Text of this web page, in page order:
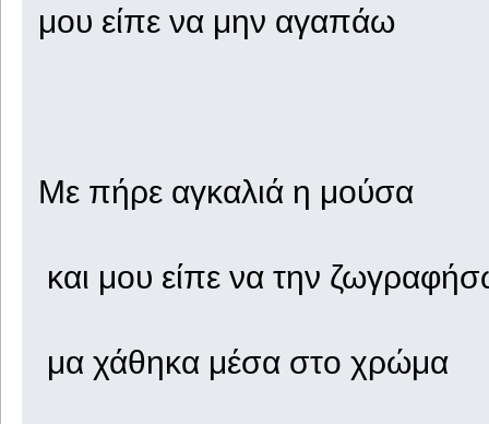
μου είπε να μην αγαπάω
Με πήρε αγκαλιά η μούσα
και μου είπε να την
μα χάθηκα μέσα στο χρώμα